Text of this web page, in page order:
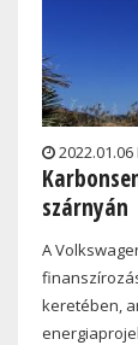
szárnyán
A
keretében,